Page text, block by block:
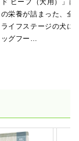
の栄養が詰まった、全
ライフステージの犬に
ッグフー…